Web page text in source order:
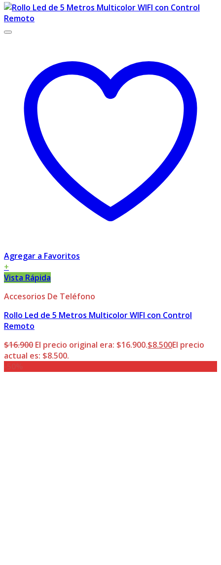
Agregar a Favoritos
+
Vista Rápida
Accesorios De Teléfono
Rollo Led de 5 Metros Multicolor WIFI con Control
Remoto
$16.900 El precio original era: $16.900.$8.500El precio
actual es: $8.500.